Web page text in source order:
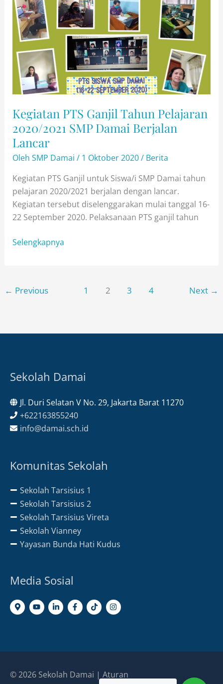
Kegiatan PTS Ganjil Tahun Pelajaran
2020/2021 SMP Damai Berjalan
Lancar
Oleh SMP Damai / 1 Oktober 2020/ Berita
Kegiatan PTS Ganjil untuk Siswa/i SMP Damai tahun
pelajaran 2020/2021 berjalan dengan lancar.
Kegiatan tersebut diselenggarakan mulai tanggal 16-
22 September 2020. Pelaksanaan PTS ganjil tahun
Kegiatan
Pelajaran
Damai
Selengkapnya
← Previous 1 2 3 4 Next →
Sekolah Damai
Jl. Duri Selatan V No. 29, Jakarta Barat 11270
+622163855240
info@damai.sch.id
Komunitas Sekolah
Sekolah Tarsisius 1
Sekolah Tarsisius 2
Sekolah Tarsisius Vireta
Sekolah Vianney
Yayasan Bunda Hati Kudus
Media Sosial
© 2026 Sekolah Damai | Aturan